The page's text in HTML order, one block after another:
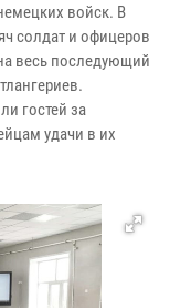
войск. В
солдат и офицеров
весь последующий
гостей за
удачи в их